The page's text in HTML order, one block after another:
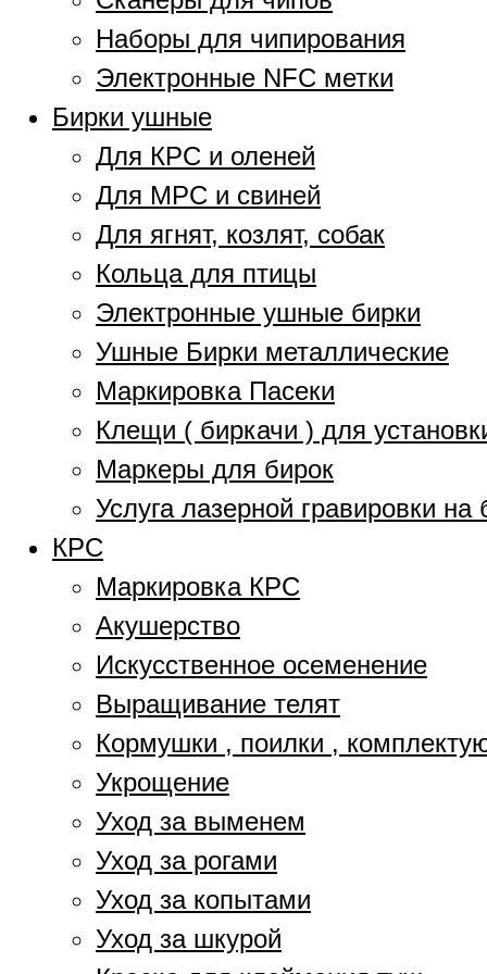
Наборы для чипирования
Электронные NFC метки
Бирки ушные
Для КРС и оленей
Для МРС и свиней
Для ягнят, козлят, собак
Кольца для птицы
Электронные ушные бирки
Ушные Бирки металлические
Маркировка Пасеки
Клещи ( биркачи ) для
Маркеры для бирок
Услуга лазерной гравировки на
КРС
Маркировка КРС
Акушерство
Искусственное осеменение
Выращивание телят
Кормушки , поилки ,
Укрощение
Уход за выменем
Уход за рогами
Уход за копытами
Уход за шкурой